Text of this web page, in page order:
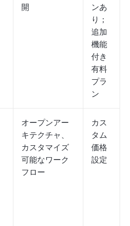
開
ンあ
り；
追加
機能
付き
有料
プラ
ン
オープンアー
キテクチャ、
カスタマイズ
可能なワーク
フロー
カス
タム
価格
設定